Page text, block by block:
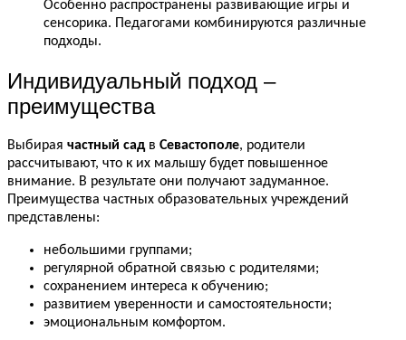
Особенно распространены развивающие игры и
сенсорика. Педагогами комбинируются различные
подходы.
Индивидуальный подход –
преимущества
Выбирая частный садв Севастополе, родители
рассчитывают, что к их малышу будет повышенное
внимание. В результате они получают задуманное.
Преимущества частных образовательных учреждений
представлены:
небольшими группами;
регулярной обратной связью с родителями;
сохранением интереса к обучению;
развитием уверенности и самостоятельности;
эмоциональным комфортом.